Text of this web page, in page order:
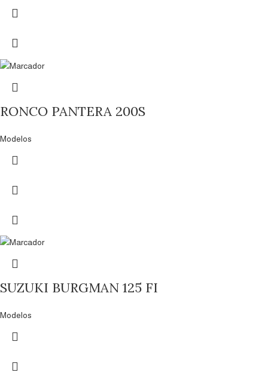
RONCO PANTERA 200S
Modelos
SUZUKI BURGMAN 125 FI
Modelos